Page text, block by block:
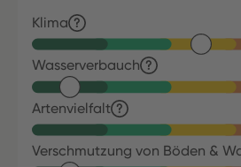
Klima
Wasserverbauch
Artenvielfalt
Verschmutzung von Böden &